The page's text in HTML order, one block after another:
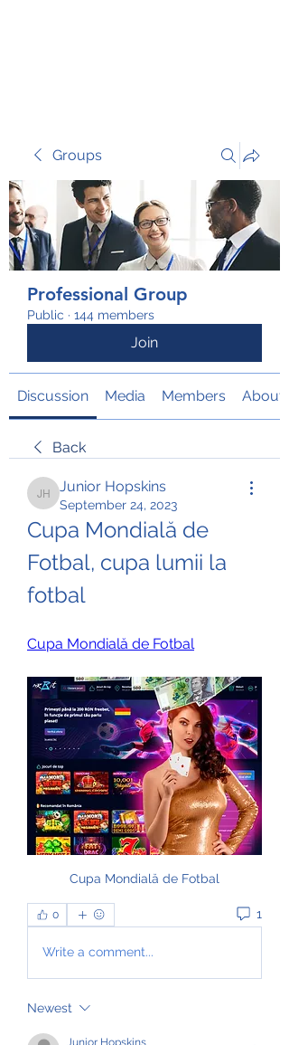
Groups
Professional Group
Public · 144 members
Join
Discussion Media Members About
Back
Junior Hopskins
Junior Hopskins
September 24, 2023
Cupa Mondială de
Fotbal, cupa lumii la
fotbal
Cupa Mondială de Fotbal
Cupa Mondială de Fotbal
0 1
Write a comment...
Newest
Junior Hopskins